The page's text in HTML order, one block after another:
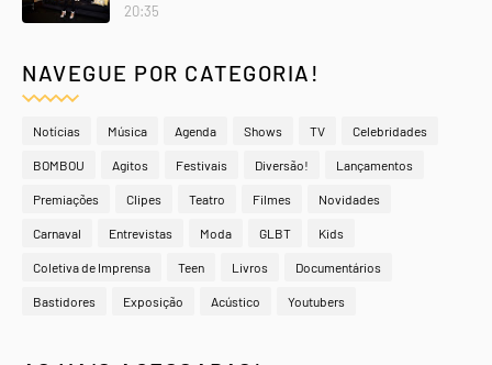
20:35
NAVEGUE POR CATEGORIA!
Notícias Música Agenda Shows TV Celebridades
BOMBOU Agitos Festivais Diversão! Lançamentos
Premiações Clipes Teatro Filmes Novidades
Carnaval Entrevistas Moda GLBT Kids
Coletiva de Imprensa Teen Livros Documentários
Bastidores Exposição Acústico Youtubers